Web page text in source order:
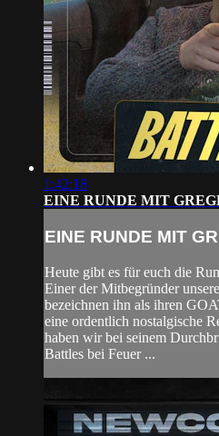
1:42:18
EINE RUNDE MIT
EINE RUNDE MIT
Heute gibt es für euch die
Einer der Mitbegründer
bezeichnen ihn als ihren
eine ordentlich nostalgische
haben wir bei seinem
Battles bei Feuer ...